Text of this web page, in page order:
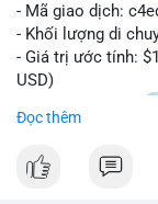
- Mã giao dịch:
- Khối lượng di
- Giá trị ước tính:
USD)
- Thời gian: 14:20
Nhận định phân tích:
Khối lượng
Đọc thêm